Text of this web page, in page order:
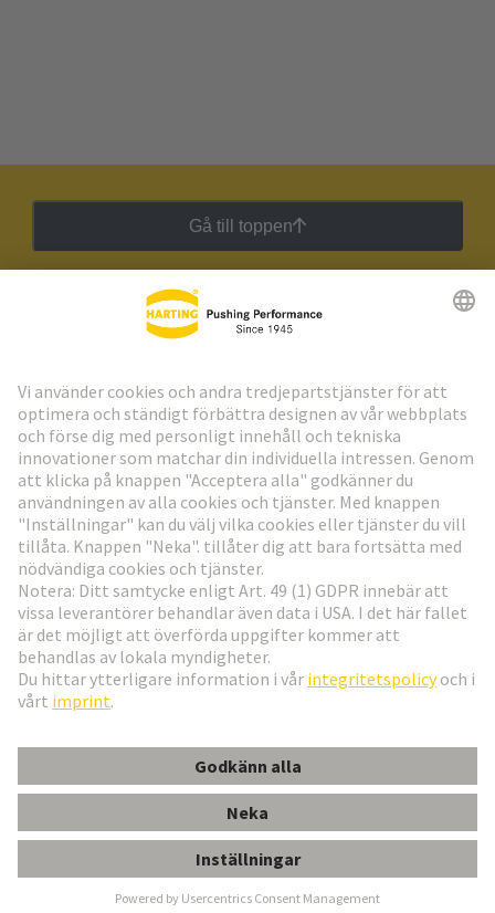
Übergaberahmen mit montierten Rasthebel
Gå till toppen
HARTING:s nyhetsbrev
Gå till registrering
Social Media
Sverige
© Teknologi-koncernen HARTING
ImprintIntegritetspolicy
Kundinformation